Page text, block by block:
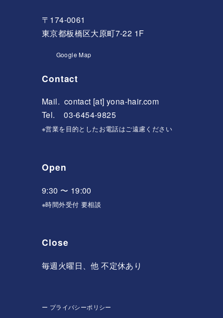
〒174-0061
東京都板橋区大原町7-22 1F
Google Map
Contact
Mail. contact [at] yona-hair.com
Tel. 03-6454-9825
※営業を目的としたお電話はご遠慮ください
Open
9:30 〜 19:00
※時間外受付 要相談
Close
毎週火曜日、他 不定休あり
ー プライバシーポリシー